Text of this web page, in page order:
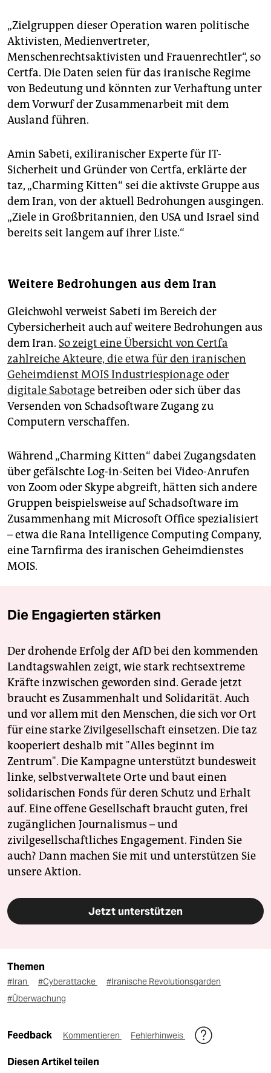
„Zielgruppen dieser Operation waren politische
Aktivisten, Medienvertreter,
Menschenrechtsaktivisten und Frauenrechtler“, so
Certfa. Die Daten seien für das iranische Regime
von Bedeutung und könnten zur Verhaftung unter
dem Vorwurf der Zusammenarbeit mit dem
Ausland führen.
Amin Sabeti, exiliranischer Experte für IT-
Sicherheit und Gründer von Certfa, erklärte der
taz, „Charming Kitten“ sei die aktivste Gruppe aus
dem Iran, von der aktuell Bedrohungen ausgingen.
„Ziele in Großbritannien, den USA und Israel sind
bereits seit langem auf ihrer Liste.“
Weitere Bedrohungen aus dem Iran
Gleichwohl verweist Sabeti im Bereich der
Cybersicherheit auch auf weitere Bedrohungen aus
dem Iran. So zeigt eine Übersicht von Certfa
zahlreiche Akteure, die etwa für den iranischen
Geheimdienst MOIS Industriespionage oder
digitale Sabotagebetreiben oder sich über das
Versenden von Schadsoftware Zugang zu
Computern verschaffen.
Während „Charming Kitten“ dabei Zugangsdaten
über gefälschte Log-in-Seiten bei Video-Anrufen
von Zoom oder Skype abgreift, hätten sich andere
Gruppen beispielsweise auf Schadsoftware im
Zusammenhang mit Microsoft Office spezialisiert
– etwa die Rana Intelligence Computing Company,
eine Tarnfirma des iranischen Geheimdienstes
MOIS.
Die Engagierten stärken
Der drohende Erfolg der AfD bei den kommenden
Landtagswahlen zeigt, wie stark rechtsextreme
Kräfte inzwischen geworden sind. Gerade jetzt
braucht es Zusammenhalt und Solidarität. Auch
und vor allem mit den Menschen, die sich vor Ort
für eine starke Zivilgesellschaft einsetzen. Die taz
kooperiert deshalb mit "Alles beginnt im
Zentrum". Die Kampagne unterstützt bundesweit
linke, selbstverwaltete Orte und baut einen
solidarischen Fonds für deren Schutz und Erhalt
auf. Eine offene Gesellschaft braucht guten, frei
zugänglichen Journalismus – und
zivilgesellschaftliches Engagement. Finden Sie
auch? Dann machen Sie mit und unterstützen Sie
unsere Aktion.
Jetzt unterstützen
Themen
#Iran #Cyberattacke
#Iranische Revolutionsgarden
#Überwachung
Feedback Kommentieren Fehlerhinweis
Diesen Artikel teilen